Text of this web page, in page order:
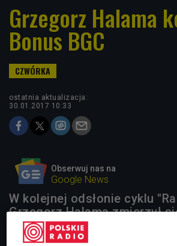
Grzegorz Halama
Bonus BGC
ostatnia aktualizacja:
30.01.2017 10:33
Obserwuj nas na
Google News
W kolejnej odsłonie cyklu
Grzegorz Halama zmierzył
utworem "Na łazarskim
wykonywanym przez Bonusa